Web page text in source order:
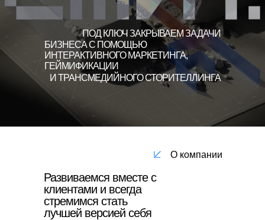
БИЗНЕСА С ПОМОЩЬЮ
ИНТЕРАКТИВНОГО МАРКЕТИНГА,
ГЕЙМИФИКАЦИИ
ПОД КЛЮЧ ЗАКРЫВАЕМ ЗАДАЧИ
И ТРАНСМЕДИЙНОГО СТОРИТЕЛЛИНГА
Развиваемся вместе с
клиентами и всегда
стремимся стать
лучшей версией себя
О компании